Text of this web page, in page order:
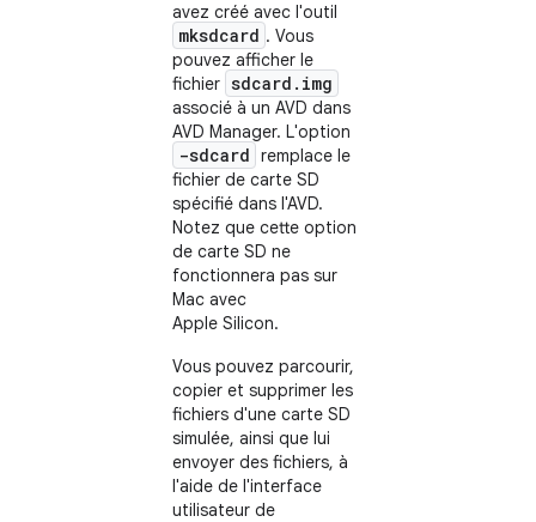
avez créé avec l'outil
mksdcard . Vous
pouvez afficher le
fichier sdcard.img
associé à un AVD dans
AVD Manager. L'option
-sdcard remplace le
fichier de carte SD
spécifié dans l'AVD.
Notez que cette option
de carte SD ne
fonctionnera pas sur
Mac avec
Apple Silicon.
Vous pouvez parcourir,
copier et supprimer les
fichiers d'une carte SD
simulée, ainsi que lui
envoyer des fichiers, à
l'aide de l'interface
utilisateur de